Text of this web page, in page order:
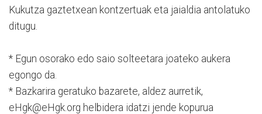
Kukutza gaztetxean kontzertuak eta jaialdia antolatuko
ditugu.
* Egun osorako edo saio solteetara joateko aukera
egongo da.
* Bazkarira geratuko bazarete, aldez aurretik,
eHgk@eHgk.org helbidera idatzi jende kopurua